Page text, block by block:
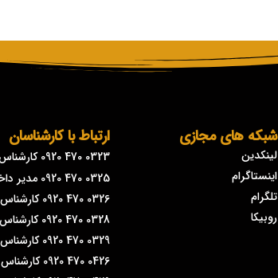
شبکه های مجازی
لینکدین
اینستاگرام
تلگرام
روبیکا
ارتباط با کارشناسان
0323 470 0920 کارشناس پشتیبانی دستگاه
0325 470 0920 مدیر داخلی
0326 470 0920 کارشناس فروش دستگاه
0328 470 0920 کارشناس فنی و کالیبراسیون
0329 470 0920 کارشناس پشتیبانی کیت
0426 470 0920 کارشناس تعمیرات دستگاه